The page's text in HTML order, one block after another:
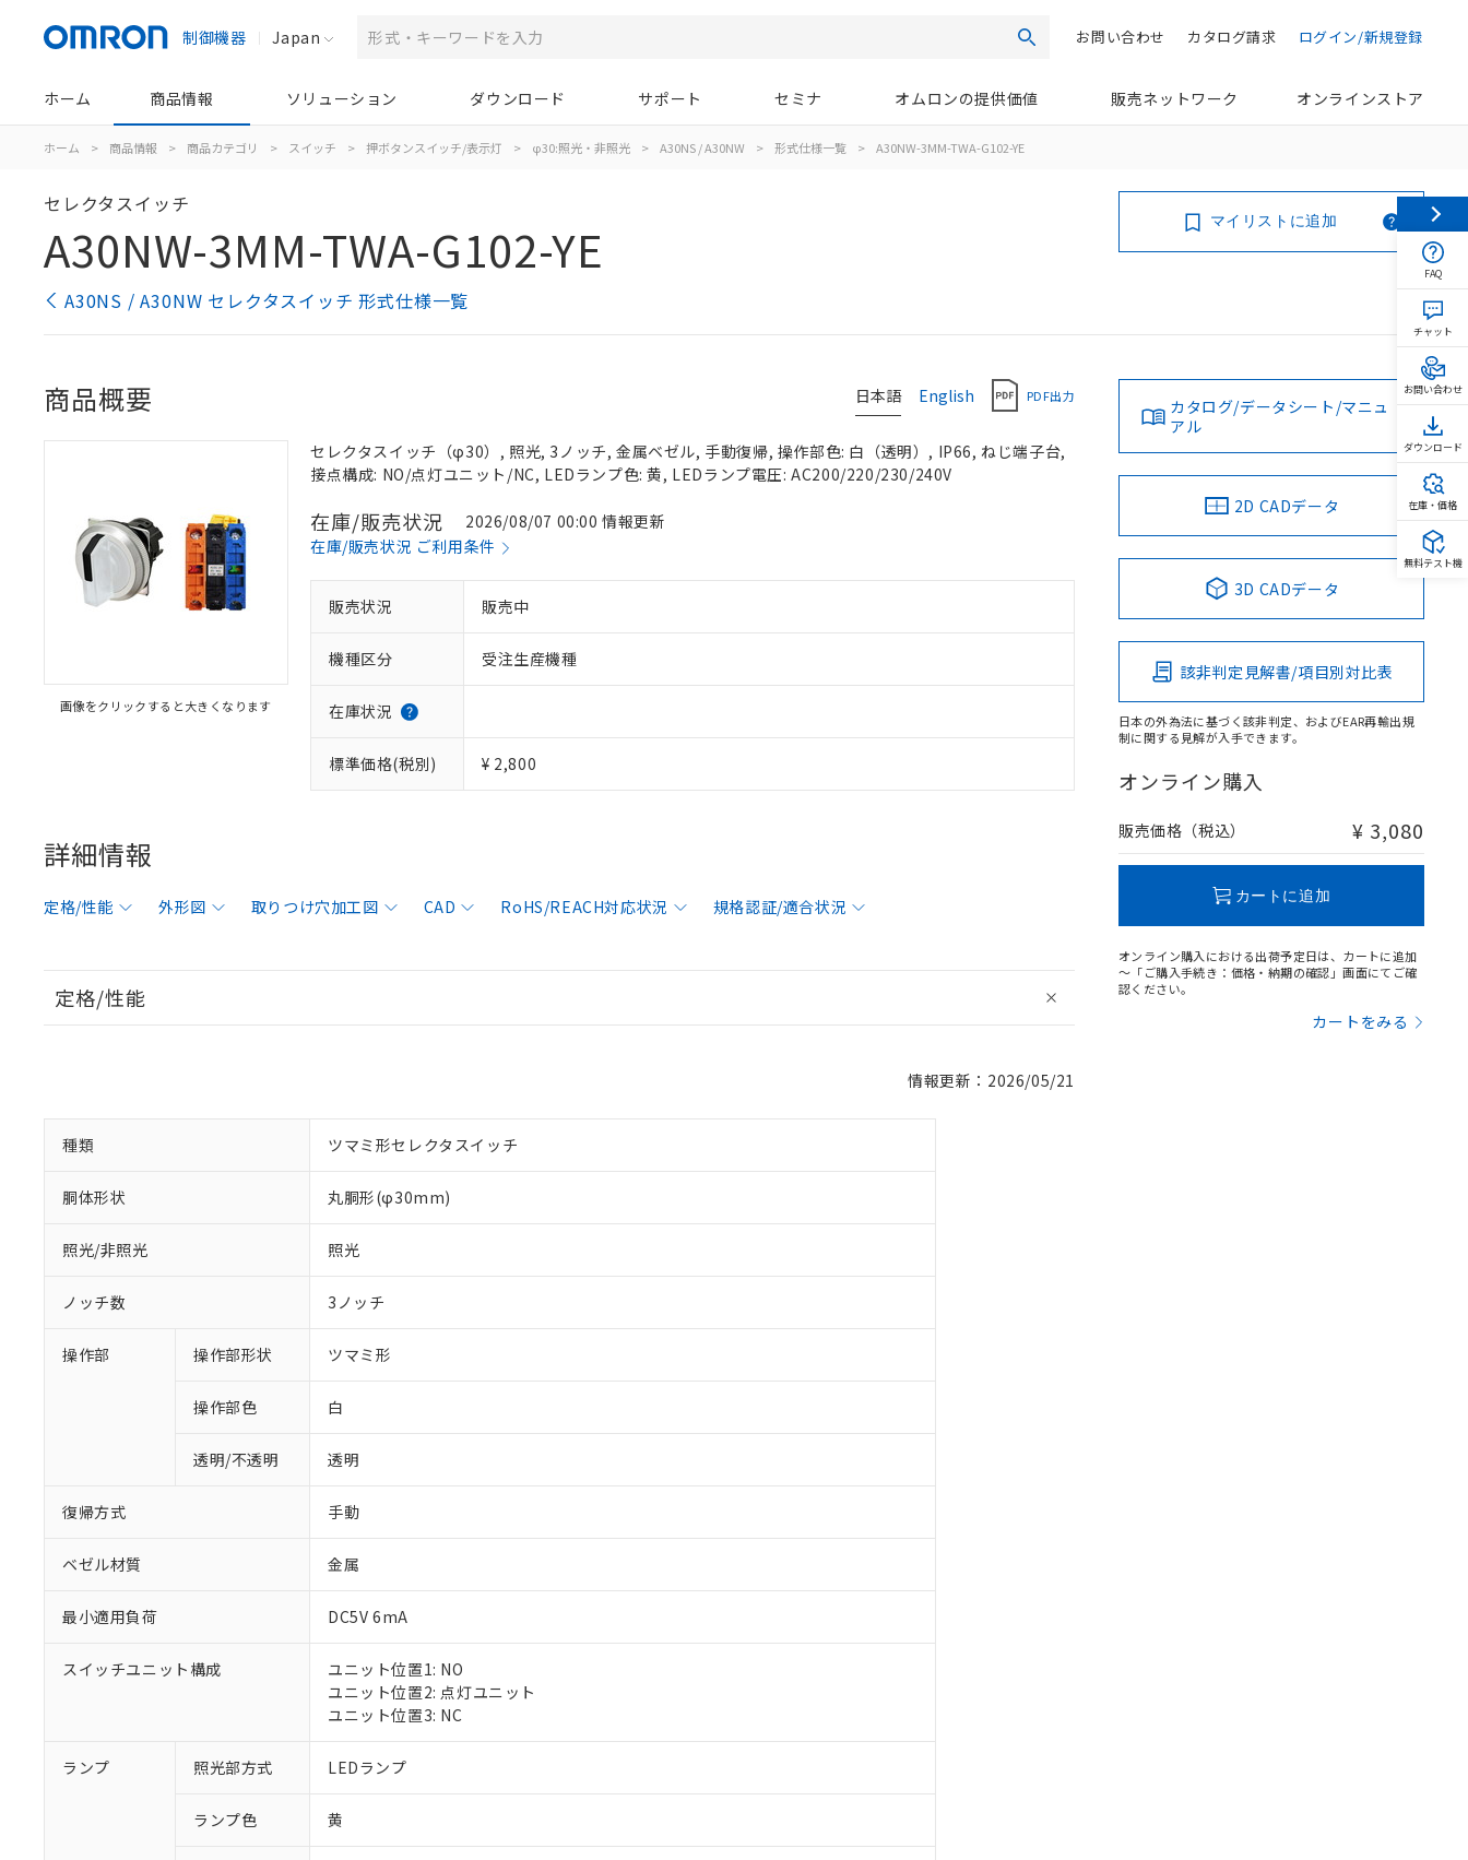
制御機器 Japan 検索 ログイン/新規登録
カタログ請求
お問い合わせ
ホーム 商品情報 ソリューション ダウンロード サポート セミナ オムロンの提供価値 販売ネットワーク オンラインストア
ホーム > 商品情報 > 商品カテゴリ > スイッチ > 押ボタンスイッチ/表示灯 > φ30:照光・非照光 > A30NS / A30NW > 形式仕様一覧 > A30NW-3MM-TWA-G102-YE
セレクタスイッチ
A30NW-3MM-TWA-G102-YE
A30NS / A30NW セレクタスイッチ 形式仕様一覧
マイリストに追加
日本語 English PDF出力
商品概要
画像をクリックすると大きくなります
セレクタスイッチ（φ30）, 照光, 3ノッチ, 金属ベゼル, 手動復帰, 操作部色: 白（透明）, IP66, ねじ端子台,
接点構成: NO/点灯ユニット/NC, LEDランプ色: 黄, LEDランプ電圧: AC200/220/230/240V
在庫/販売状況
2026/08/07 00:00 情報更新
在庫/販売状況 ご利用条件
販売状況 販売中
機種区分 受注生産機種
在庫状況
標準価格(税別) ¥ 2,800
詳細情報
定格/性能 外形図 取りつけ穴加工図 CAD RoHS/REACH対応状況 規格認証/適合状況
定格/性能
情報更新：2026/05/21
種類 ツマミ形セレクタスイッチ
胴体形状 丸胴形(φ30mm)
照光/非照光 照光
ノッチ数 3ノッチ
操作部 操作部形状 ツマミ形
操作部色 白
透明/不透明 透明
復帰方式 手動
ベゼル材質 金属
最小適用負荷 DC5V 6mA
スイッチユニット構成
ユニット位置1: NO
ユニット位置2: 点灯ユニット
ユニット位置3: NC
ランプ 照光部方式 LEDランプ
ランプ色 黄
カタログ/データシート/マニュ
アル
2D CADデータ
3D CADデータ
該非判定見解書/項目別対比表
日本の外為法に基づく該非判定、およびEAR再輸出規
制に関する見解が入手できます。
オンライン購入
販売価格（税込） ¥ 3,080
カートに追加
オンライン購入における出荷予定日は、カートに追加
～「ご購入手続き：価格・納期の確認」画面にてご確
認ください。
カートをみる
FAQ
チャット
お問い合わせ
ダウンロード
在庫・価格
無料テスト機